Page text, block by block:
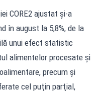
CORE2 ajustat şi-a
în august la 5,8%, de la
unui efect statistic
alimentelor procesate şi
precum şi
cel puţin parţial,